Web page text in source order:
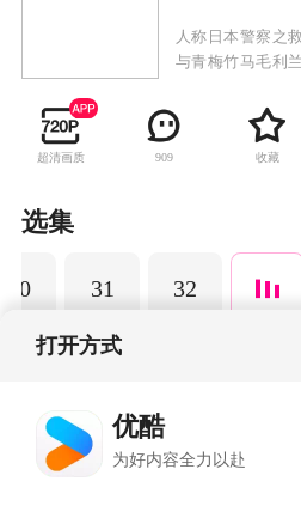
人称日本警察之
与青梅竹马毛利
踪，并目睹了黑
却被另一名黑衣
名为APTX-4869
为“江户川柯南”
侦探，柯南实在
些“发育不良”的
超清画质 909 收藏
选集
30 31 32
打开方式
优酷
为好内容全力以赴